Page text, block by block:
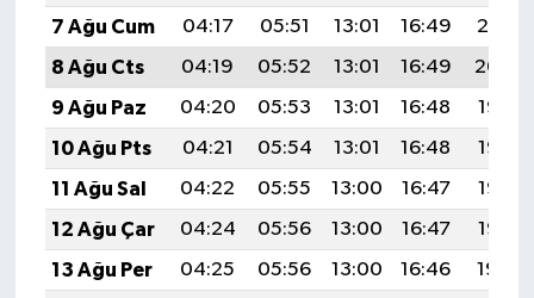
7 Ağu Cum
04:17 05:51 13:01 16:49
20:01
8 Ağu Cts
04:19 05:52 13:01 16:49
20:00
9 Ağu Paz
04:20 05:53 13:01 16:48
19:58
10 Ağu Pts
04:21 05:54 13:01 16:48
19:57
11 Ağu Sal
04:22 05:55 13:00 16:47
19:56
12 Ağu Çar
04:24 05:56 13:00 16:47
19:55
13 Ağu Per
04:25 05:56 13:00 16:46
19:54